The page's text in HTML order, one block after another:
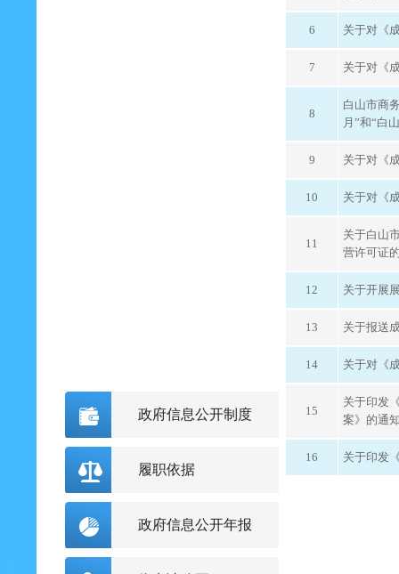
6 关于对《
7 关于对《
8
白山市商
月”和“白
9 关于对《
10 关于对《
11
关于白山
营许可证
12 关于开展
13 关于报送
14 关于对《
15
关于印发
案》的通
16 关于印发
政府信息公开制度
履职依据
政府信息公开年报